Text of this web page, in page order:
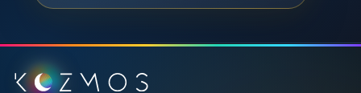
Podnožje stranice